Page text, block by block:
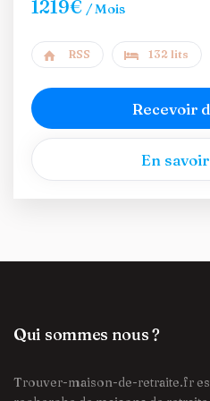
1219€ / Mois
RSS 132 lits
Recevoir
En
Qui sommes nous ?
Trouver-maison-de-retraite.fr